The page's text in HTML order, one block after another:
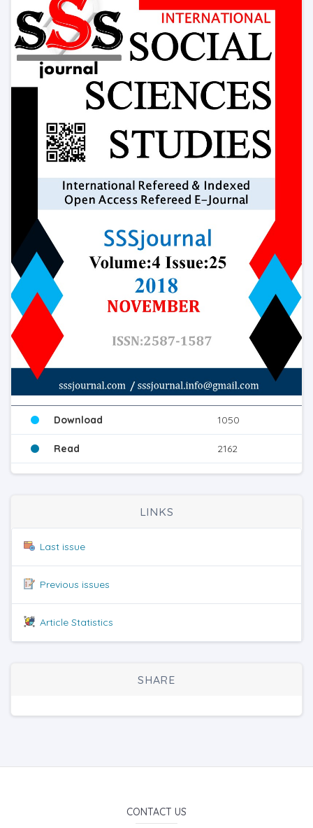
Download 1050
Read 2162
LINKS
Last issue
Previous issues
Article Statistics
SHARE
CONTACT US